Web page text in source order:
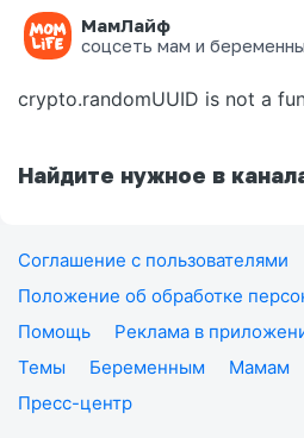
МамЛайф
соцсеть мам и
Ошибка на
crypto.randomUUID is not a
Найдите нужное в
Соглашение с пользователями
Положение об обработке
Помощь
Реклама в
Темы
Беременным Мамам
Пресс-центр